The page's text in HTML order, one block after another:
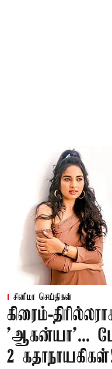
சினிமா செய்திகள்
கிரைம்-
'ஆகன்யா'...
2